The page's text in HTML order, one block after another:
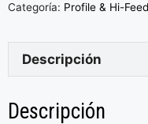
Categoría: Profile & Hi-
Descripción
Descripción